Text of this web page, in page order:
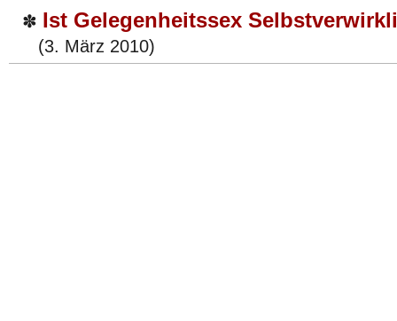
✽ Ist Gelegenheitssex
(3. März 2010)